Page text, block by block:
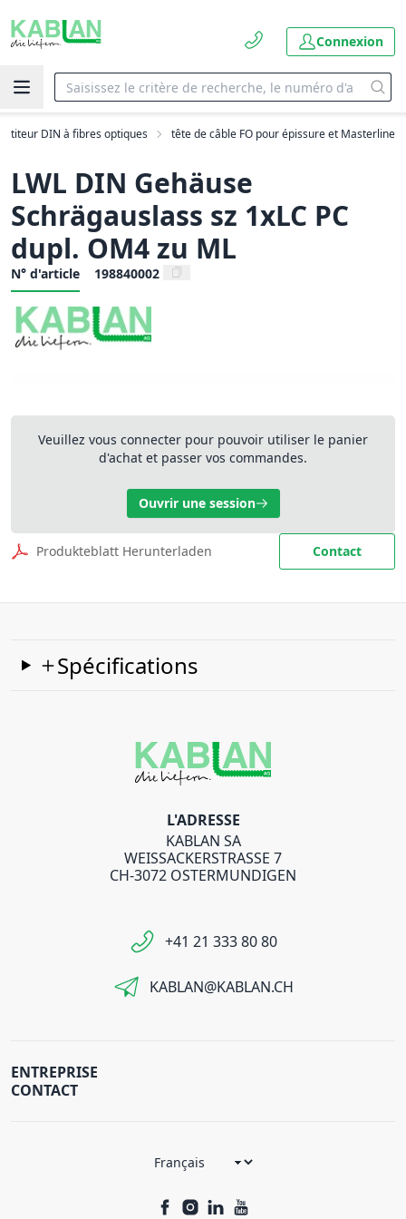
Connexion
DIN à fibres optiques tête de câble FO pour épissure et Masterline
LWL DIN Gehäuse
Schrägauslass sz 1xLC PC
dupl. OM4 zu ML
N° d'article 198840002
Veuillez vous connecter pour pouvoir utiliser le panier
d'achat et passer vos commandes.
Ouvrir une session
Produkteblatt Herunterladen Contact
Spécifications
L'ADRESSE
KABLAN SA
WEISSACKERSTRASSE 7
CH-3072 OSTERMUNDIGEN
+41 21 333 80 80
KABLAN@KABLAN.CH
ENTREPRISE
CONTACT